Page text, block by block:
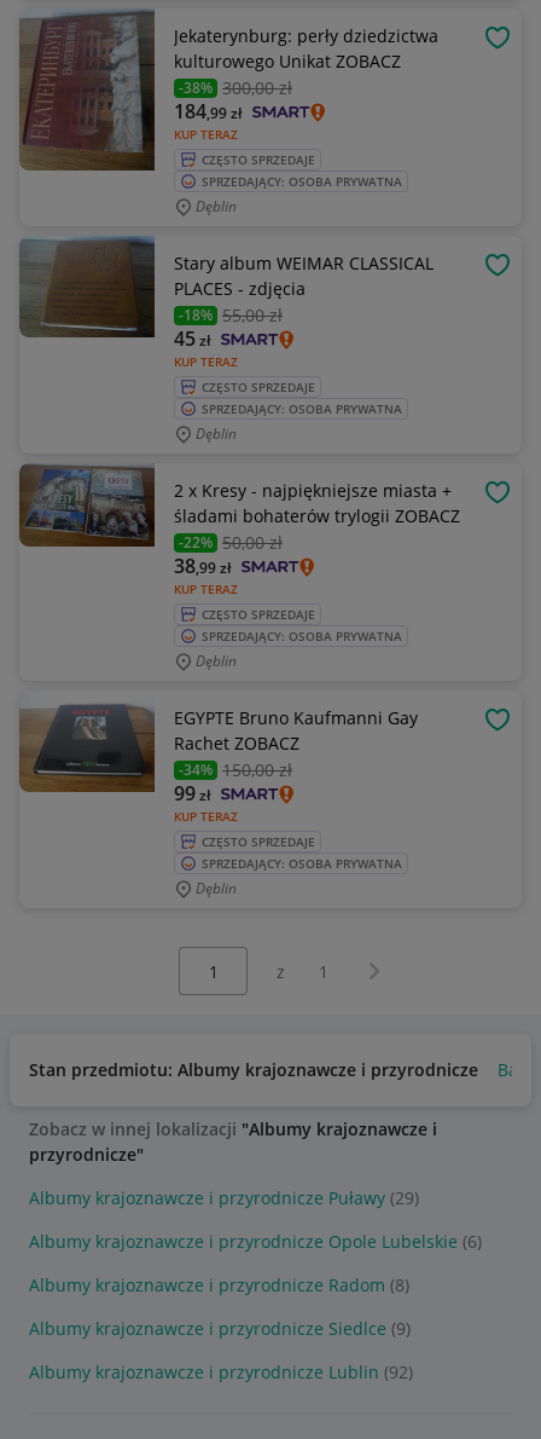
Jekaterynburg: perły dziedzictwa
kulturowego Unikat ZOBACZ
-38% 300,00 zł
KUP TERAZ
184,99zł
CZĘSTO SPRZEDAJE
SPRZEDAJĄCY: OSOBA PRYWATNA
Dęblin
Stary album WEIMAR CLASSICAL
PLACES - zdjęcia
-18% 55,00 zł
KUP TERAZ
45zł
CZĘSTO SPRZEDAJE
SPRZEDAJĄCY: OSOBA PRYWATNA
Dęblin
2 x Kresy - najpiękniejsze miasta +
śladami bohaterów trylogii ZOBACZ
-22% 50,00 zł
KUP TERAZ
38,99zł
CZĘSTO SPRZEDAJE
SPRZEDAJĄCY: OSOBA PRYWATNA
Dęblin
EGYPTE Bruno Kaufmanni Gay
Rachet ZOBACZ
-34% 150,00 zł
KUP TERAZ
99zł
CZĘSTO SPRZEDAJE
SPRZEDAJĄCY: OSOBA PRYWATNA
Dęblin
z 1 Następna strona
Stan przedmiotu: Albumy krajoznawcze i przyrodnicze
Zobacz w innej lokalizacji "Albumy krajoznawcze i
przyrodnicze"
Albumy krajoznawcze i przyrodnicze Puławy (29)
Albumy krajoznawcze i przyrodnicze Opole Lubelskie (6)
Albumy krajoznawcze i przyrodnicze Radom (8)
Albumy krajoznawcze i przyrodnicze Siedlce (9)
Albumy krajoznawcze i przyrodnicze Lublin (92)